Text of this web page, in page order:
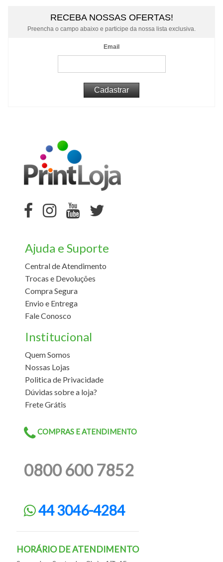
RECEBA NOSSAS OFERTAS!
Preencha o campo abaixo e participe da nossa lista exclusiva.
Email
Ajuda e Suporte
Central de Atendimento
Trocas e Devoluções
Compra Segura
Envio e Entrega
Fale Conosco
Institucional
Quem Somos
Nossas Lojas
Politica de Privacidade
Dúvidas sobre a loja?
Frete Grátis
COMPRAS E ATENDIMENTO
0800 600 7852
44 3046-4284
HORÁRIO DE ATENDIMENTO